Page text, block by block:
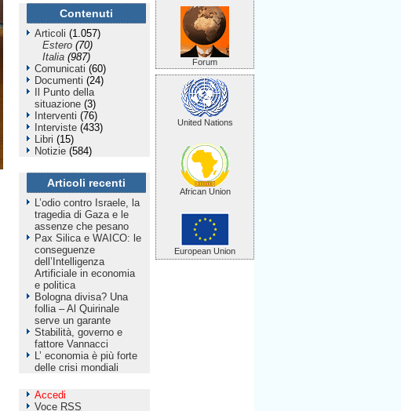
Contenuti
Articoli (1.057)
Estero (70)
Italia (987)
Comunicati (60)
Documenti (24)
Il Punto della
situazione (3)
Interventi (76)
Interviste (433)
Libri (15)
Notizie (584)
Articoli recenti
L’odio contro Israele, la
tragedia di Gaza e le
assenze che pesano
Pax Silica e WAICO: le
conseguenze
dell’Intelligenza
Artificiale in economia
e politica
Bologna divisa? Una
follia – Al Quirinale
serve un garante
Stabilità, governo e
fattore Vannacci
L’ economia è più forte
delle crisi mondiali
Accedi
Voce RSS
Forum
United Nations
African Union
European Union